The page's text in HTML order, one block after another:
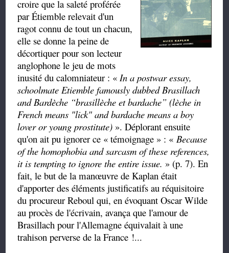
croire que la saleté proférée
par Étiemble relevait d'un
ragot connu de tout un chacun,
elle se donne la peine de
décortiquer pour son lecteur
anglophone le jeu de mots
inusité du calomniateur : «In a postwar essay,
schoolmate Etiemble famously dubbedBrasillach
andBardèche “brasillèche etbardache” (lèche in
French means "lick" andbardache means a boy
lover or young prostitute) ». Déplorant ensuite
qu'on ait pu ignorer ce « témoignage » : « Because
of the homophobia and sarcasm of these references,
it is tempting to ignore the entire issue. » (p. 7). En
fait, le but de la manœuvre de Kaplan était
d'apporter des éléments justificatifs au réquisitoire
du procureur Reboul qui, en évoquant Oscar Wilde
au procès de l'écrivain, avança que l'amour de
Brasillach pour l'Allemagne équivalait à une
trahison perverse de la France !...